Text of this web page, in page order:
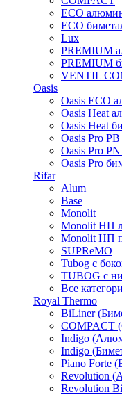
ECO
ECO
Lux
PREMIUM
PREMIUM
VENTIL
Oasis
Oasis ECO
Oasis Heat
Oasis Heat
Oasis Pro PB
Oasis Pro
Oasis Pro
Rifar
Alum
Base
Monolit
Monolit НП
Monolit НП
SUPReMO
Tubog с
TUBOG с
Все
Royal Thermo
BiLiner
COMPACT
Indigo
Indigo
Piano Forte
Revolution
Revolution